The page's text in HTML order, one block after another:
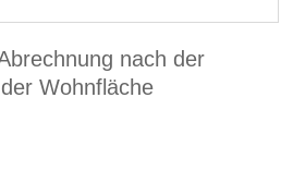
nach der
Wohnfläche